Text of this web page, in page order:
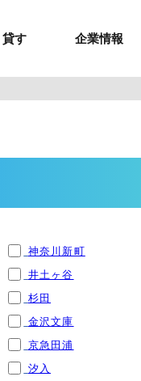
お問合せ
無料お見積もり
貸す
お問い合わせ
企業情報
神奈川新町
井土ヶ谷
杉田
金沢文庫
京急田浦
汐入